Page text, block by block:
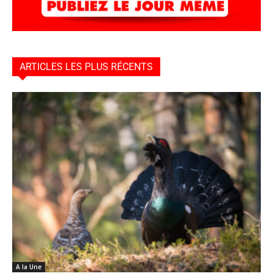
ARTICLES LES PLUS RÉCENTS
A la Une